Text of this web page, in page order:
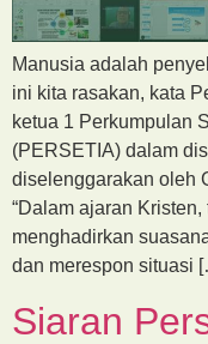
Manusia adalah
ini kita rasakan, kata
ketua 1 Perkumpulan
(PERSETIA) dalam
diselenggarakan oleh
“Dalam ajaran
menghadirkan
dan merespon situasi
Siaran